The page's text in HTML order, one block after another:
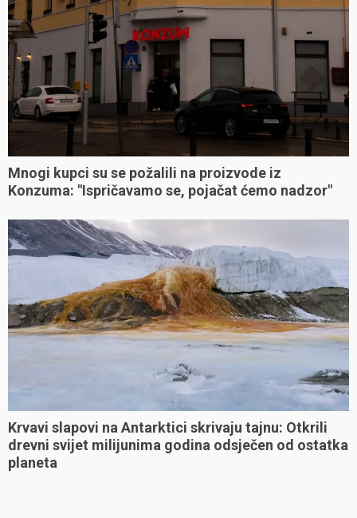
Mnogi kupci su se požalili na proizvode iz
Konzuma: "Ispričavamo se, pojačat ćemo nadzor"
Krvavi slapovi na Antarktici skrivaju tajnu: Otkrili
drevni svijet milijunima godina odsječen od ostatka
planeta